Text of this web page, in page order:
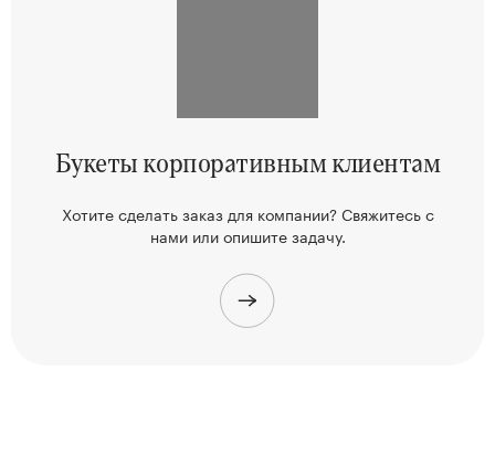
Букеты корпоративным клиентам
Хотите сделать заказ для компании? Свяжитесьс
нами или опишите задачу.